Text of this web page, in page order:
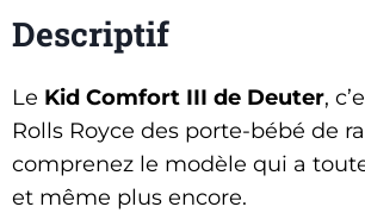
Descriptif
Le Kid Comfort III de Deuter,
Rolls Royce des porte-bébé de
comprenez le modèle qui a
et même plus encore.